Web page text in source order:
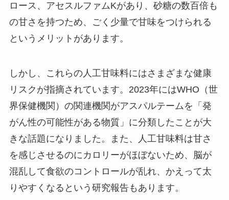
ロース、アセスルファムKがあり、砂糖の数百倍も
の甘さを持つため、ごく少量で甘味をつけられる
というメリットがあります。
しかし、これらの人工甘味料にはさまざまな健康
リスクが指摘されています。2023年にはWHO（世
界保健機関）の関連機関がアスパルテームを「発
がん性の可能性がある物質」に分類したことが大
きな話題になりました。また、人工甘味料は甘さ
を感じさせるのにカロリーがほぼないため、脳が
混乱して食欲のコントロールが乱れ、かえって太
りやすくなるという研究報告もあります。